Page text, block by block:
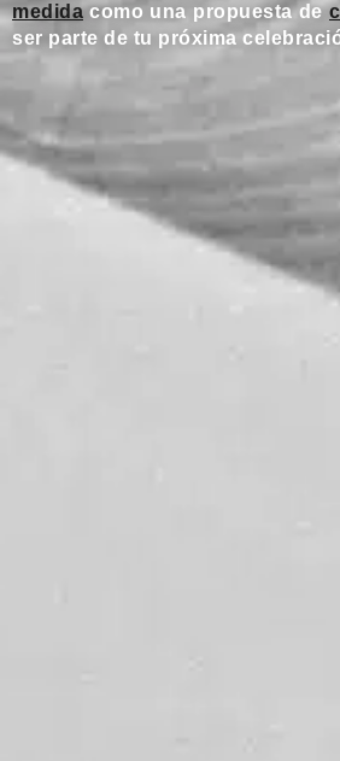
medidacomo una propuesta de
ser parte de tu próxima